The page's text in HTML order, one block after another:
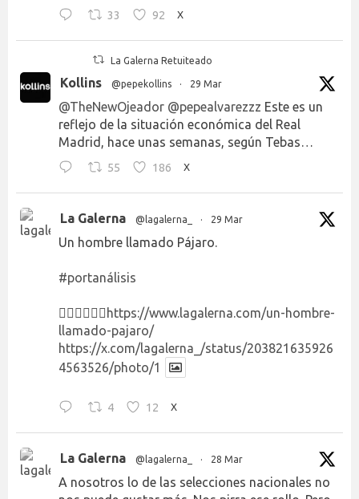
33 92 X
La Galerna Retuiteado
Kollins @pepekollins · 29 Mar
@TheNewOjeador @pepealvarezzz Este es un
reflejo de la situación económica del Real
Madrid, hace unas semanas, según Tebas…
55 186 X
La Galerna @lagalerna_ · 29 Mar
Un hombre llamado Pájaro.
#portanálisis
👉🏻👉🏻👉🏻 https://www.lagalerna.com/un-hombre-
llamado-pajaro/
https://x.com/lagalerna_/status/203821635926
4563526/photo/1
4 12 X
La Galerna @lagalerna_ · 28 Mar
A nosotros lo de las selecciones nacionales no